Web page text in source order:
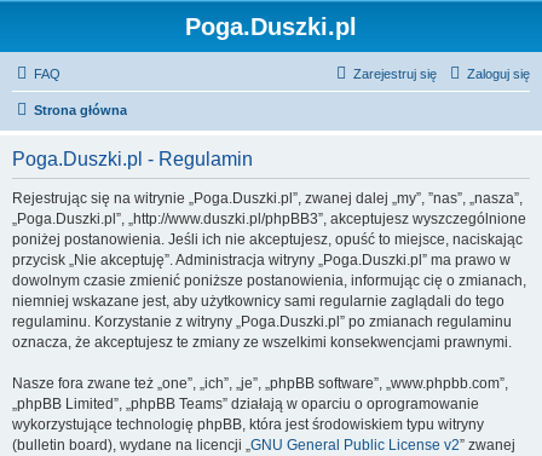
Poga.Duszki.pl
FAQ Zaloguj się
Zarejestruj się
Strona główna
Poga.Duszki.pl - Regulamin
Rejestrując się na witrynie „Poga.Duszki.pl”, zwanej dalej „my”, ”nas”, „nasza”,
„Poga.Duszki.pl”, „http://www.duszki.pl/phpBB3”, akceptujesz wyszczególnione
poniżej postanowienia. Jeśli ich nie akceptujesz, opuść to miejsce, naciskając
przycisk „Nie akceptuję”. Administracja witryny „Poga.Duszki.pl” ma prawo w
dowolnym czasie zmienić poniższe postanowienia, informując cię o zmianach,
niemniej wskazane jest, aby użytkownicy sami regularnie zaglądali do tego
regulaminu. Korzystanie z witryny „Poga.Duszki.pl” po zmianach regulaminu
oznacza, że akceptujesz te zmiany ze wszelkimi konsekwencjami prawnymi.
Nasze fora zwane też „one”, „ich”, „je”, „phpBB software”, „www.phpbb.com”,
„phpBB Limited”, „phpBB Teams” działają w oparciu o oprogramowanie
wykorzystujące technologię phpBB, która jest środowiskiem typu witryny
(bulletin board), wydane na licencji „GNU General Public License v2” zwanej